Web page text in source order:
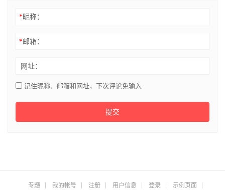
*昵称：
*邮箱：
网址：
记住昵称、邮箱和网址，下次评论免输入
提交
专题 我的帐号 注册 用户信息 登录 示例页面